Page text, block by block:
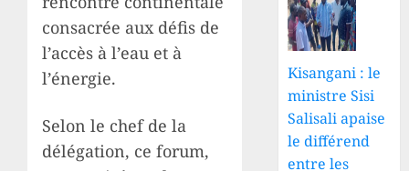
consacrée aux défis de
l’accès à l’eau et à
l’énergie.
Selon le chef de la
délégation, ce forum,
Kisangani : le
ministre Sisi
Salisali apaise
le différend
entre les